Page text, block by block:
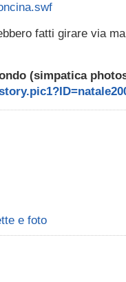
fatti girare via
(simpatica
e foto